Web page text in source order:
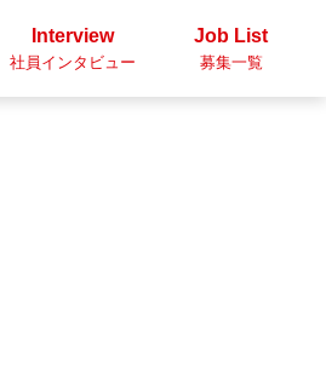
Interview
社員インタビュー
Job List
募集一覧